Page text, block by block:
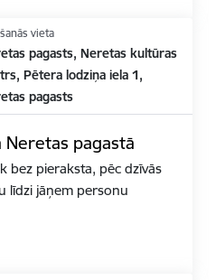
vieta
pagasts, Neretas kultūras
Pētera lodziņa iela 1,
pagasts
Neretas pagastā
bez pieraksta, pēc dzīvās
līdzi jāņem personu